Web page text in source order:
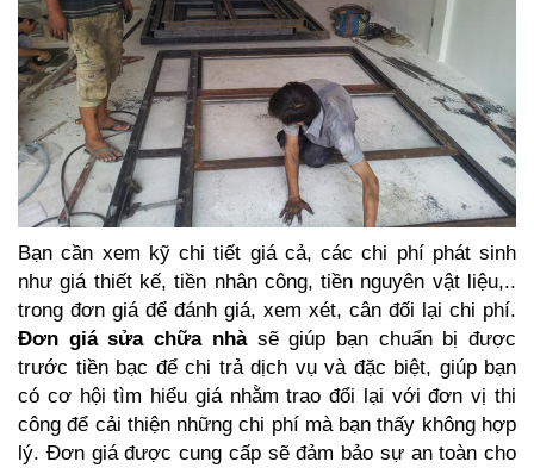
Bạn cần xem kỹ chi tiết giá cả, các chi phí phát sinh
như giá thiết kế, tiền nhân công, tiền nguyên vật liệu,..
trong đơn giá để đánh giá, xem xét, cân đối lại chi phí.
Đơn giá sửa chữa nhàsẽ giúp bạn chuẩn bị được
trước tiền bạc để chi trả dịch vụ và đặc biệt, giúp bạn
có cơ hội tìm hiểu giá nhằm trao đổi lại với đơn vị thi
công để cải thiện những chi phí mà bạn thấy không hợp
lý. Đơn giá được cung cấp sẽ đảm bảo sự an toàn cho